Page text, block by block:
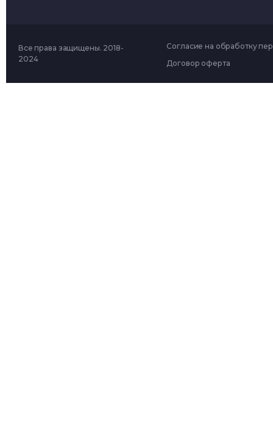
Все права защищены. 2018-
2024
Согласие на обработку
Договор оферта